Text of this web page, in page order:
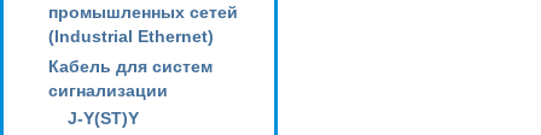
промышленных сетей
(Industrial Ethernet)
Кабель для систем
сигнализации
J-Y(ST)Y